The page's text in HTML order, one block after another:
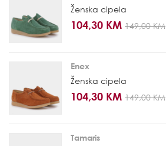
Ženska cipela
104,30 KM 149,00 KM
Enex
Ženska cipela
104,30 KM 149,00 KM
Tamaris